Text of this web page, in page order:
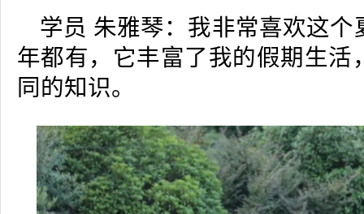
学员 朱雅琴：我非常喜欢这个
年都有，它丰富了我的假期生活
同的知识。